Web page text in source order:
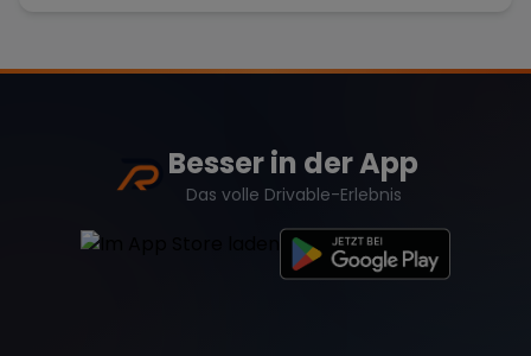
Besser in der App
Das volle Drivable-Erlebnis